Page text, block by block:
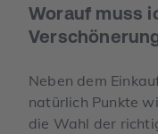
Worauf muss
Neben dem
natürlich Punkte
die Wahl der